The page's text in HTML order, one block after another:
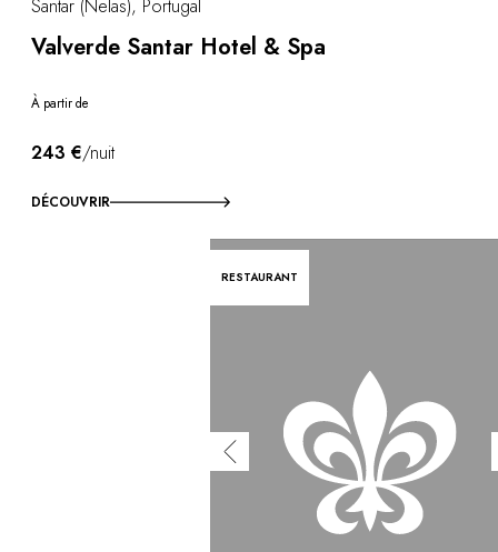
Santar (Nelas), Portugal
Valverde Santar Hotel & Spa
À partir de
243 €/nuit
DÉCOUVRIR
RESTAURANT